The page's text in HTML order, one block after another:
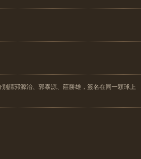
請郭源治、郭泰源、莊勝雄，簽名在同一顆球上